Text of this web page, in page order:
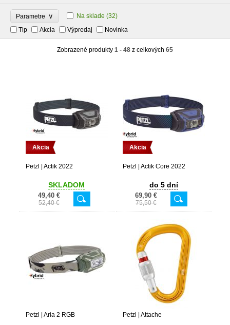
Parametre ∨ Na sklade (32)
Tip
Akcia Výpredaj Novinka
Zobrazené produkty 1 - 48 z celkových 65
Akcia
Petzl | Actik 2022
SKLADOM
49,40 €
52,40 €
Akcia
Petzl | Actik Core 2022
do 5 dní
69,90 €
75,50 €
Petzl | Aria 2 RGB Petzl | Attache